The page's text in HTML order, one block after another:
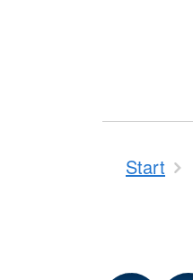
Start